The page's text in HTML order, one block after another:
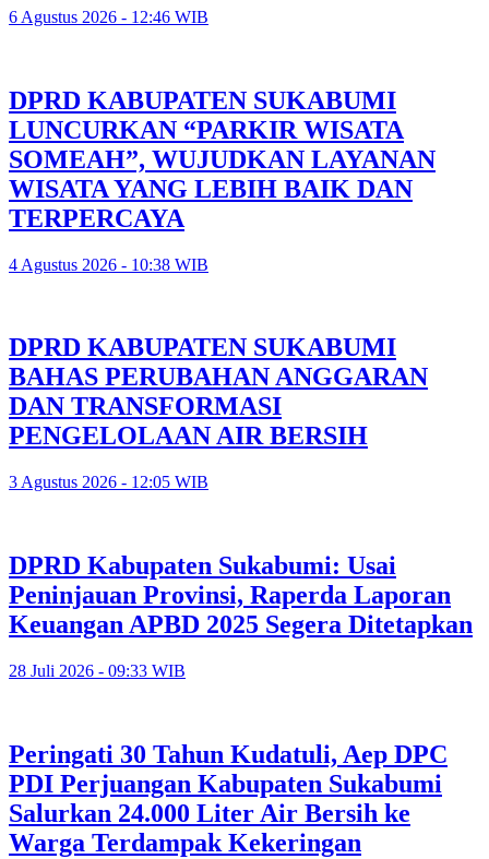
6 Agustus 2026 - 12:46 WIB
DPRD KABUPATEN SUKABUMI
LUNCURKAN “PARKIR WISATA
SOMEAH”, WUJUDKAN LAYANAN
WISATA YANG LEBIH BAIK DAN
TERPERCAYA
4 Agustus 2026 - 10:38 WIB
DPRD KABUPATEN SUKABUMI
BAHAS PERUBAHAN ANGGARAN
DAN TRANSFORMASI
PENGELOLAAN AIR BERSIH
3 Agustus 2026 - 12:05 WIB
DPRD Kabupaten Sukabumi: Usai
Peninjauan Provinsi, Raperda Laporan
Keuangan APBD 2025 Segera Ditetapkan
28 Juli 2026 - 09:33 WIB
Peringati 30 Tahun Kudatuli, Aep DPC
PDI Perjuangan Kabupaten Sukabumi
Salurkan 24.000 Liter Air Bersih ke
Warga Terdampak Kekeringan